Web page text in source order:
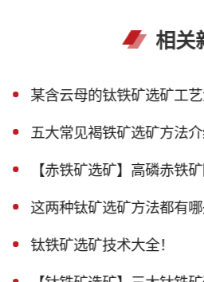
相关
某含云母的钛铁矿选矿工艺
五大常见褐铁矿选矿方法介
【赤铁矿选矿】高磷赤铁矿
这两种钛矿选矿方法都有哪
钛铁矿选矿技术大全！